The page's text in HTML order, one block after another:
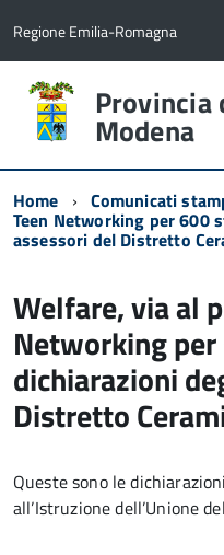
Regione Emilia-Romagna
Provincia
Modena
Home Comunicati
Teen Networking per 600
assessori del Distretto
Welfare, via al
Networking
dichiarazioni
Distretto
Queste sono le
all’Istruzione dell’Unione